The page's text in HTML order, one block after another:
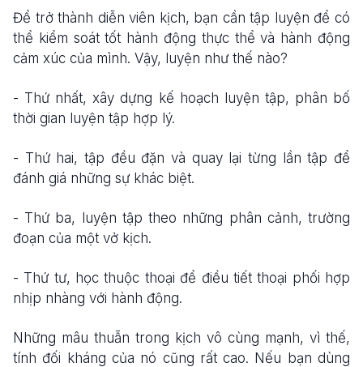
Để trở thành diễn viên kịch, bạn cần tập luyện để có
thể kiểm soát tốt hành động thực thể và hành động
cảm xúc của mình. Vậy, luyện như thế nào?
- Thứ nhất, xây dựng kế hoạch luyện tập, phân bố
thời gian luyện tập hợp lý.
- Thứ hai, tập đều đặn và quay lại từng lần tập để
đánh giá những sự khác biệt.
- Thứ ba, luyện tập theo những phân cảnh, trường
đoạn của một vở kịch.
- Thứ tư, học thuộc thoại để điều tiết thoại phối hợp
nhịp nhàng với hành động.
Những mâu thuẫn trong kịch vô cùng mạnh, vì thế,
tính đối kháng của nó cũng rất cao. Nếu bạn dùng